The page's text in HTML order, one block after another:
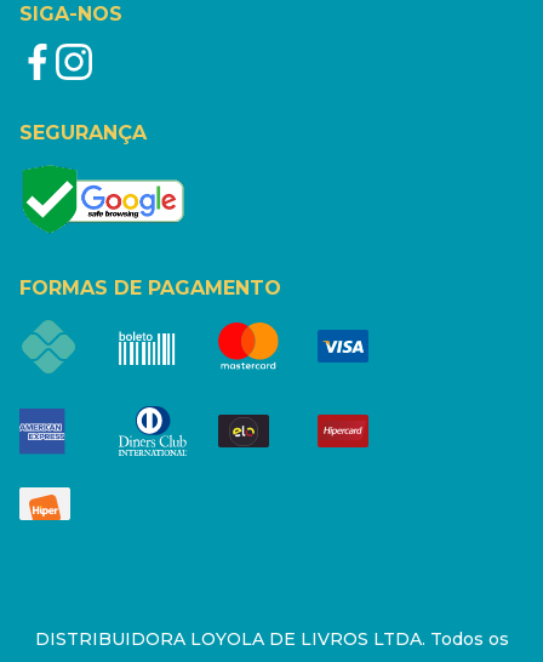
SIGA-NOS
SEGURANÇA
FORMAS DE PAGAMENTO
DISTRIBUIDORA LOYOLA DE LIVROS LTDA. Todos os